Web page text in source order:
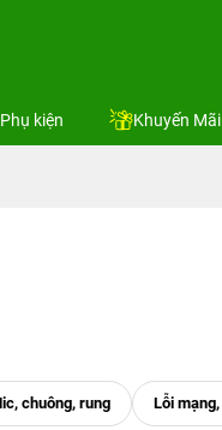
Phụ kiện Khuyến Mãi